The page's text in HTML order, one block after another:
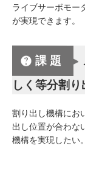
ライブサーボモー
が実現できます。
課題
しく等分割
割り出し機構にお
出し位置が合わな
機構を実現したい。